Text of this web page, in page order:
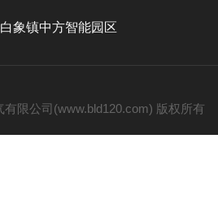
象镇中方智能园区
有限公司(www.bld120.com) 版权所有